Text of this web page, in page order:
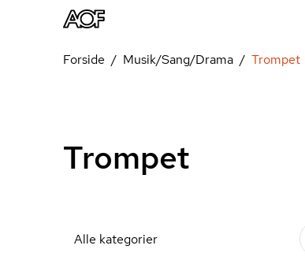
Forside Musik/Sang/Drama Trompet
Trompet
Alle kategorier